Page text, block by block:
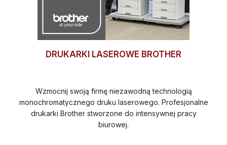
DRUKARKI LASEROWE BROTHER
Wzmocnij swoją firmę niezawodną technologią
monochromatycznego druku laserowego. Profesjonalne
drukarki Brother stworzone do intensywnej pracy
biurowej.